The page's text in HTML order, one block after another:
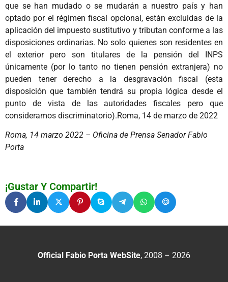
que se han mudado o se mudarán a nuestro país y han
optado por el régimen fiscal opcional, están excluidas de la
aplicación del impuesto sustitutivo y tributan conforme a las
disposiciones ordinarias. No solo quienes son residentes en
el exterior pero son titulares de la pensión del INPS
únicamente (por lo tanto no tienen pensión extranjera) no
pueden tener derecho a la desgravación fiscal (esta
disposición que también tendrá su propia lógica desde el
punto de vista de las autoridades fiscales pero que
consideramos discriminatorio).Roma, 14 de marzo de 2022
Roma, 14 marzo 2022 – Oficina de Prensa Senador Fabio
Porta
¡Gustar Y Compartir!
Official Fabio Porta WebSite, 2008 – 2026